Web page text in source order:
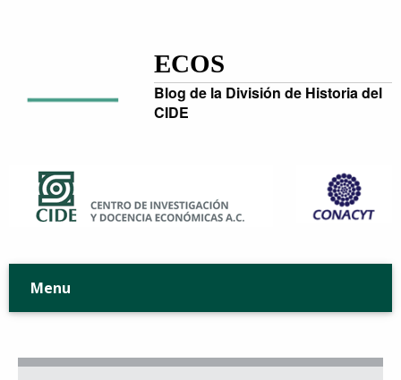
ECOS
Blog de la División de Historia del
CIDE
Menu